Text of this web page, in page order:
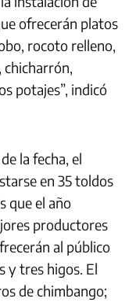
ofrecerán platos
rocoto relleno,
potajes”, indicó
la fecha, el
en 35 toldos
que el año
productores
al público
y tres higos. El
de chimbango;